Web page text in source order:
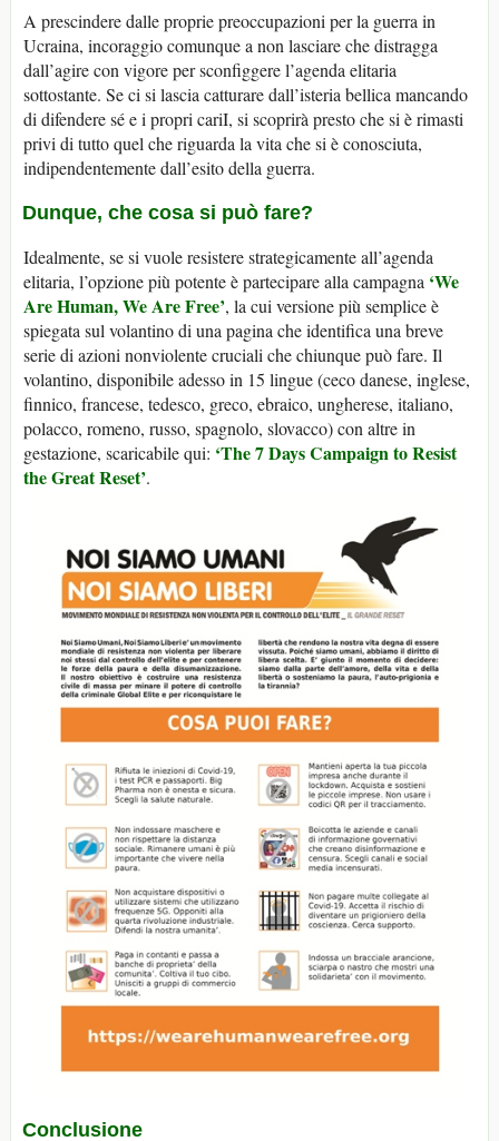
A prescindere dalle proprie preoccupazioni per la guerra in
Ucraina, incoraggio comunque a non lasciare che distragga
dall’agire con vigore per sconfiggere l’agenda elitaria
sottostante. Se ci si lascia catturare dall’isteria bellica mancando
di difendere sé e i propri cariI, si scoprirà presto che si è rimasti
privi di tutto quel che riguarda la vita che si è conosciuta,
indipendentemente dall’esito della guerra.
Dunque, che cosa si può fare?
Idealmente, se si vuole resistere strategicamente all’agenda
elitaria, l’opzione più potente è partecipare alla campagna ‘We
Are Human, We Are Free’, la cui versione più semplice è
spiegata sul volantino di una pagina che identifica una breve
serie di azioni nonviolente cruciali che chiunque può fare. Il
volantino, disponibile adesso in 15 lingue (ceco danese, inglese,
finnico, francese, tedesco, greco, ebraico, ungherese, italiano,
polacco, romeno, russo, spagnolo, slovacco) con altre in
gestazione, scaricabile qui: ‘The 7 Days Campaign to Resist
the Great Reset’.
Conclusione